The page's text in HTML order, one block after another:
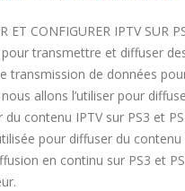
ET CONFIGURER IPTV SUR
transmettre et diffuser
transmission de données
allons l’utiliser pour
contenu IPTV sur PS3 et
pour diffuser du
en continu sur PS3 et